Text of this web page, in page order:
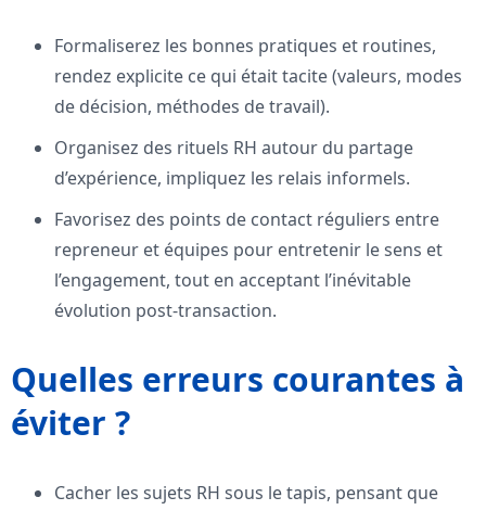
Formaliserez les bonnes pratiques et routines,
rendez explicite ce qui était tacite (valeurs, modes
de décision, méthodes de travail).
Organisez des rituels RH autour du partage
d’expérience, impliquez les relais informels.
Favorisez des points de contact réguliers entre
repreneur et équipes pour entretenir le sens et
l’engagement, tout en acceptant l’inévitable
évolution post-transaction.
Quelles erreurs courantes à
éviter ?
Cacher les sujets RH sous le tapis, pensant que